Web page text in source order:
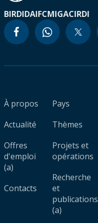
BIRDIDAIFCMIGACIRDI
À propos
Actualité
Offres
d'emploi
(a)
Contacts
Pays
Thèmes
Projets et
opérations
Recherche
et
publications
(a)